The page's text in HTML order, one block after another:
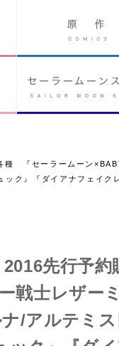
『セーラームーン
ク』『ダイアナフェイク
先行予
戦士レザー
/アルテミ